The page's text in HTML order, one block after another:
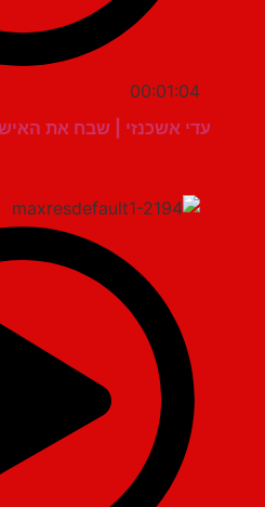
00:01:04
עדי אשכנזי | שבח את האישה שלך